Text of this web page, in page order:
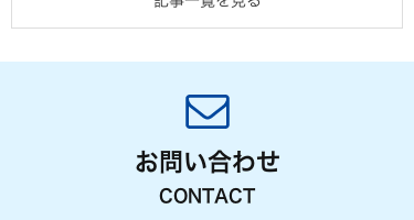
お問い合わせ
CONTACT